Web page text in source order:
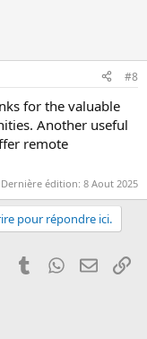
#8
for the valuable
Another useful
remote
Dernière édition: 8 Aout 2025
pour répondre ici.
PinterestTumblrWhatsApp
Email